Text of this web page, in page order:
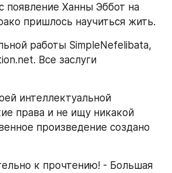
появление Ханны Эббот на
пришлось научиться жить.
работы SimpleNefelibata,
Все заслуги
интеллектуальной
права и не ищу никакой
произведение создано
к прочтению! - Большая